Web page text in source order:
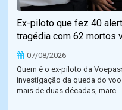
Ex-piloto que fez 40
tragédia com 62 mortos
07/08/2026
Quem é o ex-piloto da
investigação da queda do
mais de duas décadas, marc...